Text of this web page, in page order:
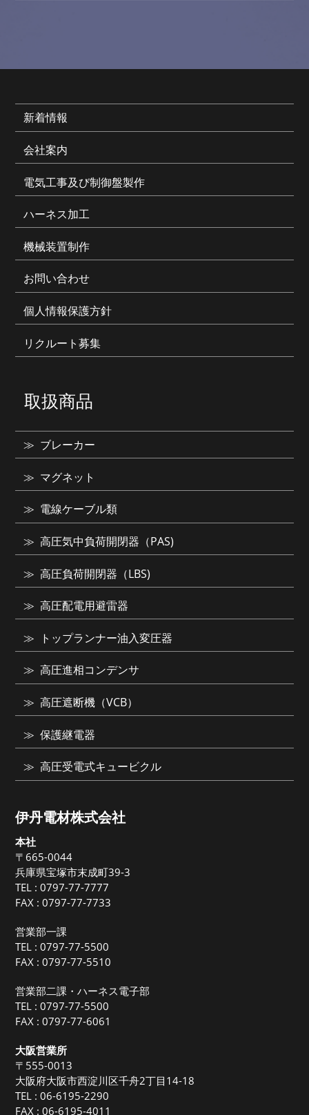
伊丹電材株式会社
本社
〒665-0044
兵庫県宝塚市末成町39-3
TEL :0797-77-7777
FAX : 0797-77-7733
営業部一課
TEL :0797-77-5500
FAX : 0797-77-5510
営業部二課・ハーネス電子部
TEL :0797-77-5500
FAX : 0797-77-6061
大阪営業所
〒555-0013
大阪府大阪市西淀川区千舟2丁目14-18
TEL :06-6195-2290
FAX : 06-6195-4011
新着情報
会社案内
電気工事及び制御盤製作
ハーネス加工
機械装置制作
お問い合わせ
個人情報保護方針
リクルート募集
取扱商品
ブレーカー
マグネット
電線ケーブル類
高圧気中負荷開閉器（PAS)
高圧負荷開閉器（LBS)
高圧配電用避雷器
トップランナー油入変圧器
高圧進相コンデンサ
高圧遮断機（VCB）
保護継電器
高圧受電式キュービクル